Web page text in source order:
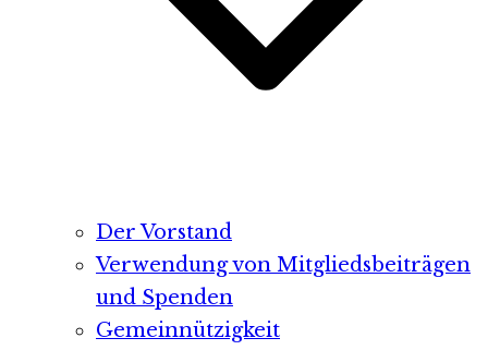
Der Vorstand
Verwendung von Mitgliedsbeiträgen
und Spenden
Gemeinnützigkeit